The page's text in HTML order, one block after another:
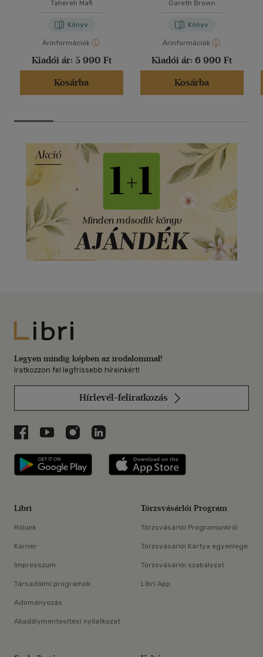
Tahereh Mafi
Könyv
Árinformációk
Kiadói ár: 5 990 Ft
Kosárba
Gareth Brown
Könyv
Árinformációk
Kiadói ár: 6 990 Ft
Kosárba
Libri
Legyen mindig képben az irodalommal!
Iratkozzon fel legfrissebb híreinkért!
Hírlevél-feliratkozás
Libri a Facebookon
Libri a Youtube-on
Libri az Instagramon
Libri a LinkedInen
Libri applikáció Szerezd meg: Google
Libri
Rólunk
Karrier
Impresszum
Társadalmi programok
Adományozás
Akadálymentesítési nyilatkozat
Törzsvásárlói Program
Törzsvásárlói Programunkról
Törzsvásárlói Kártya egyenlege
Törzsvásárlói szabályzat
Libri App